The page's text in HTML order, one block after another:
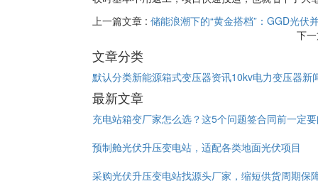
上一篇文章 : 储能浪潮下的“黄金搭档”：GGD光伏
下
文章分类
默认分类新能源箱式变压器资讯10kv电力变压器新
最新文章
充电站箱变厂家怎么选？这5个问题签合同前一定
预制舱光伏升压变电站，适配各类地面光伏项目
采购光伏升压变电站找源头厂家，缩短供货周期保